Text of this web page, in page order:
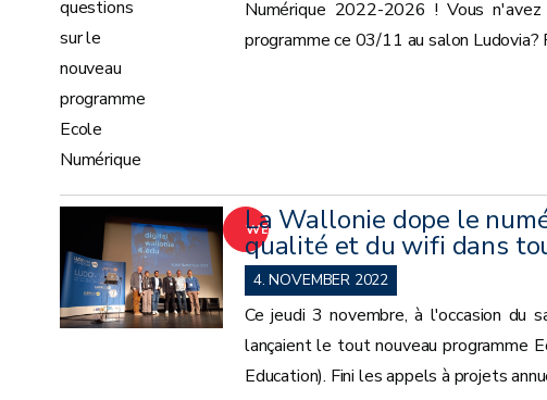
Numérique 2022-2026 ! Vous
programme ce 03/11 au salon
WEITER
La Wallonie dope le
qualité et du wifi dans
4. NOVEMBER 2022
Ce jeudi 3 novembre, à l'occasion du
lançaient le tout nouveau programme
Education). Fini les appels à projets